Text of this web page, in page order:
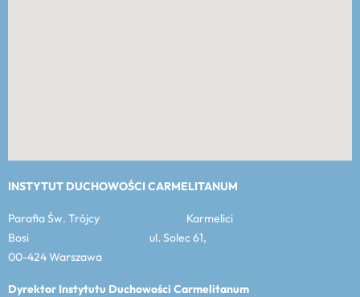
INSTYTUT DUCHOWOŚCI CARMELITANUM
Parafia Św. Trójcy Karmelici
Bosi ul. Solec 61,
00-424 Warszawa
Dyrektor Instytutu Duchowości Carmelitanum